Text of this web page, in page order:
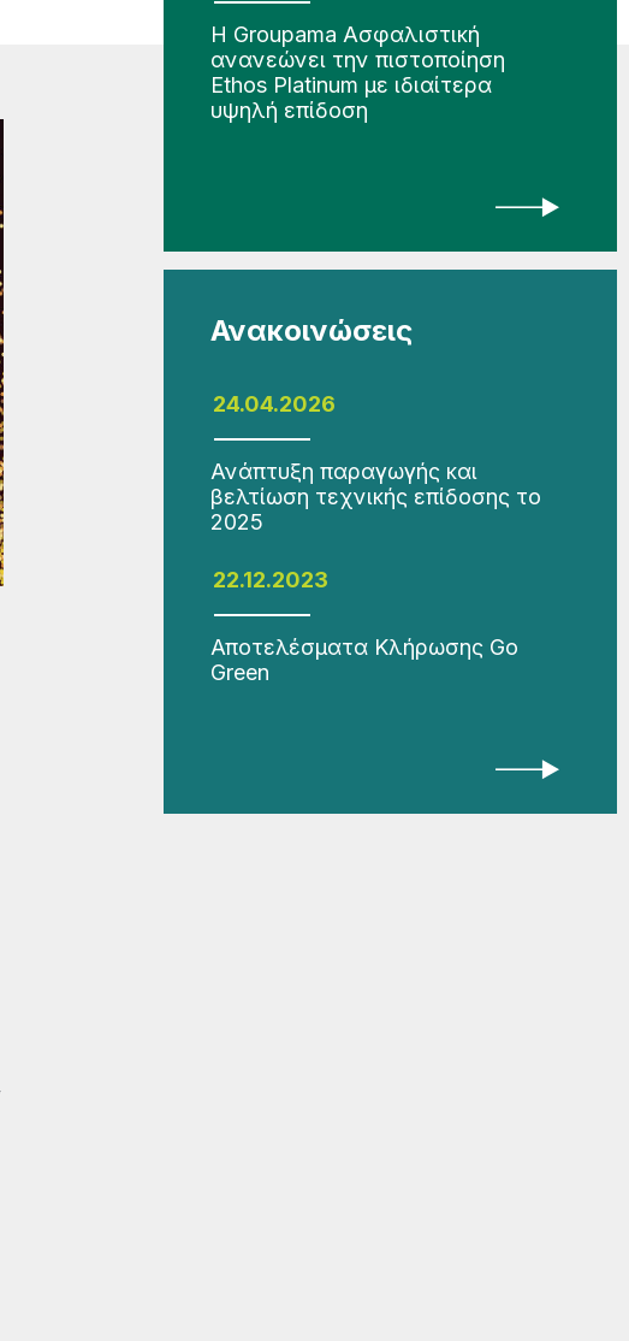
Η Groupama Ασφαλιστική
ανανεώνει την πιστοποίηση
Ethos Platinum με ιδιαίτερα
υψηλή επίδοση
Ανακοινώσεις
24.04.2026
Ανάπτυξη παραγωγής και
βελτίωση τεχνικής επίδοσης το
2025
22.12.2023
Αποτελέσματα Κλήρωσης Go
Green